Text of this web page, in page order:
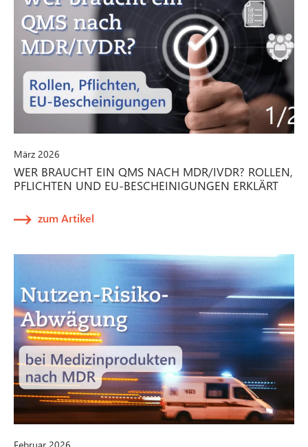
März 2026
WER BRAUCHT EIN QMS NACH MDR/IVDR? ROLLEN,
PFLICHTEN UND EU-BESCHEINIGUNGEN ERKLÄRT
zum Artikel